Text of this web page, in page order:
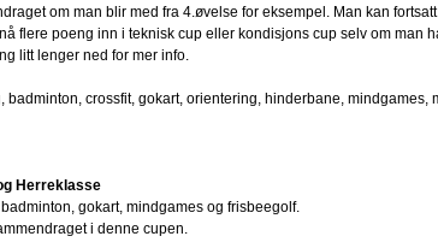
om man blir med fra 4.øvelse for eksempel. Man kan
flere poeng inn i teknisk cup eller kondisjons cup selv om man
litt lenger ned for mer info.
crossfit, gokart, orientering, hinderbane, mindgames,
Herreklasse
gokart, mindgames og frisbeegolf.
i denne cupen.